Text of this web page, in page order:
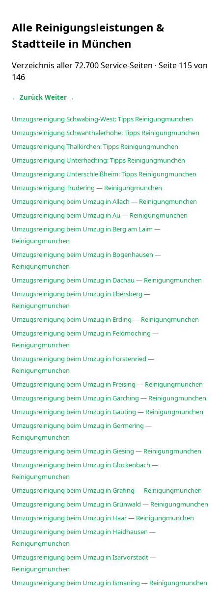
Alle Reinigungsleistungen &
Stadtteile in München
Verzeichnis aller 72.700 Service-Seiten · Seite 115 von
146
← Zurück Weiter →
Umzugsreinigung Schwabing-West: Tipps Reinigungmunchen
Umzugsreinigung Schwanthalerhöhe: Tipps Reinigungmunchen
Umzugsreinigung Thalkirchen: Tipps Reinigungmunchen
Umzugsreinigung Unterhaching: Tipps Reinigungmunchen
Umzugsreinigung Unterschleißheim: Tipps Reinigungmunchen
Umzugsreinigung Trudering — Reinigungmunchen
Umzugsreinigung beim Umzug in Allach — Reinigungmunchen
Umzugsreinigung beim Umzug in Au — Reinigungmunchen
Umzugsreinigung beim Umzug in Berg am Laim —
Reinigungmunchen
Umzugsreinigung beim Umzug in Bogenhausen —
Reinigungmunchen
Umzugsreinigung beim Umzug in Dachau — Reinigungmunchen
Umzugsreinigung beim Umzug in Ebersberg —
Reinigungmunchen
Umzugsreinigung beim Umzug in Erding — Reinigungmunchen
Umzugsreinigung beim Umzug in Feldmoching —
Reinigungmunchen
Umzugsreinigung beim Umzug in Forstenried —
Reinigungmunchen
Umzugsreinigung beim Umzug in Freising — Reinigungmunchen
Umzugsreinigung beim Umzug in Garching — Reinigungmunchen
Umzugsreinigung beim Umzug in Gauting — Reinigungmunchen
Umzugsreinigung beim Umzug in Germering —
Reinigungmunchen
Umzugsreinigung beim Umzug in Giesing — Reinigungmunchen
Umzugsreinigung beim Umzug in Glockenbach —
Reinigungmunchen
Umzugsreinigung beim Umzug in Grafing — Reinigungmunchen
Umzugsreinigung beim Umzug in Grünwald — Reinigungmunchen
Umzugsreinigung beim Umzug in Haar — Reinigungmunchen
Umzugsreinigung beim Umzug in Haidhausen —
Reinigungmunchen
Umzugsreinigung beim Umzug in Isarvorstadt —
Reinigungmunchen
Umzugsreinigung beim Umzug in Ismaning — Reinigungmunchen